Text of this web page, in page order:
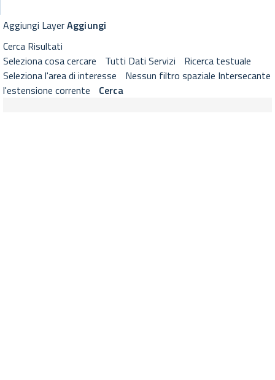
GeoViewer RNDT
Visualizzatore cartografico RNDT con strumenti di selezione
Aggiungi LayerAggiungi
Cerca Risultati
Seleziona cosa cercare
Tutti Dati Servizi
Ricerca testuale
Seleziona l'area di interesse
Nessun filtro spaziale Intersecante
l'estensione corrente
Cerca